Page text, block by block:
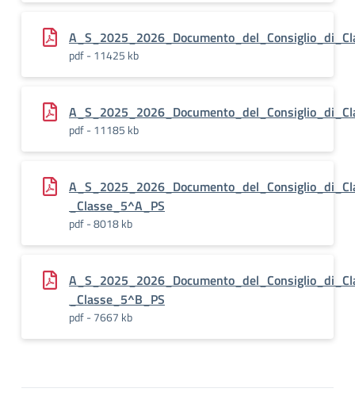
pdf - 11425 kb
pdf - 11185 kb
_Classe_5^A_PS
pdf - 8018 kb
_Classe_5^B_PS
pdf - 7667 kb